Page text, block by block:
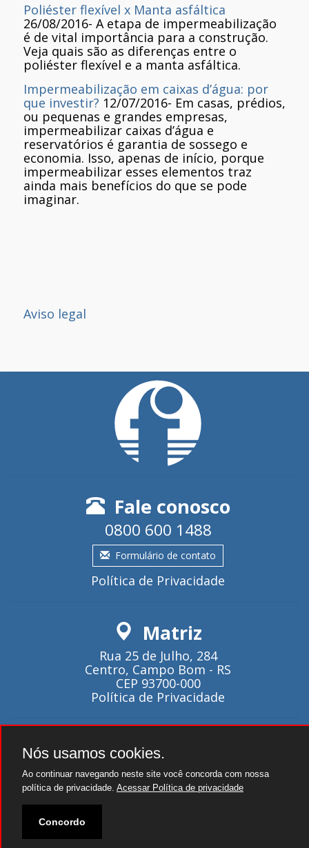
Poliéster flexível x Manta asfáltica
26/08/2016- A etapa de impermeabilização
é de vital importância para a construção.
Veja quais são as diferenças entre o
poliéster flexível e a manta asfáltica.
Impermeabilização em caixas d’água: por
que investir? 12/07/2016- Em casas, prédios,
ou pequenas e grandes empresas,
impermeabilizar caixas d’água e
reservatórios é garantia de sossego e
economia. Isso, apenas de início, porque
impermeabilizar esses elementos traz
ainda mais benefícios do que se pode
imaginar.
Aviso legal
Fale conosco
0800 600 1488
Formulário de contato
Política de Privacidade
Matriz
Rua 25 de Julho, 284
Centro, Campo Bom - RS
CEP 93700-000
Política de Privacidade
Atendimento
Seg~Qui - 08:00 as 18:00.
Sexta - 08:00 as 17:00.
Nós usamos cookies.
Ao continuar navegando neste site você concorda com nossa
política de privacidade. Acessar Política de privacidade
Concordo